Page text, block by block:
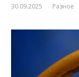
30.09.2025 Разное